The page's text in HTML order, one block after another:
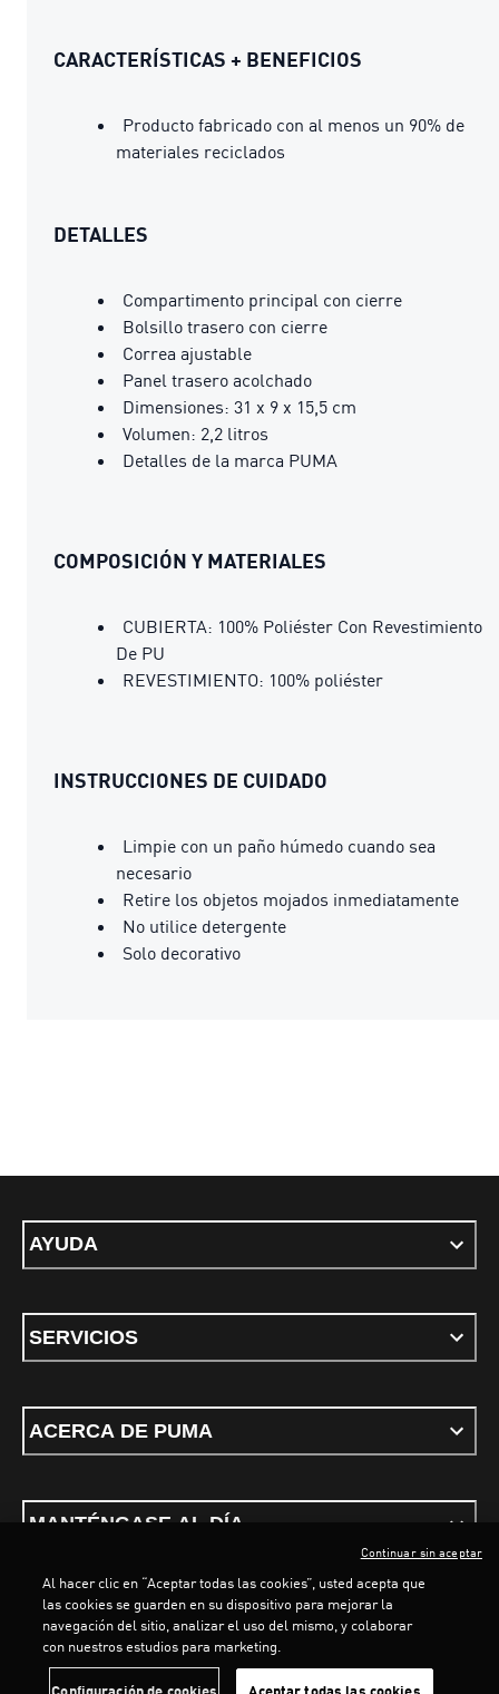
LOADING...
CARACTERÍSTICAS + BENEFICIOS
Producto fabricado con al menos un 90% de
materiales reciclados
DETALLES
Compartimento principal con cierre
Bolsillo trasero con cierre
Correa ajustable
Panel trasero acolchado
Dimensiones: 31 x 9 x 15,5 cm
Volumen: 2,2 litros
Detalles de la marca PUMA
COMPOSICIÓN Y MATERIALES
CUBIERTA: 100% Poliéster Con Revestimiento
De PU
REVESTIMIENTO: 100% poliéster
INSTRUCCIONES DE CUIDADO
Limpie con un paño húmedo cuando sea
necesario
Retire los objetos mojados inmediatamente
No utilice detergente
Solo decorativo
AYUDA
SERVICIOS
ACERCA DE PUMA
MANTÉNGASE AL DÍA
Términos y condicionesPolítica de Privacidad
Al hacer clic en “Aceptar todas las cookies”, usted acepta que
las cookies se guarden en su dispositivo para mejorar la
navegación del sitio, analizar el uso del mismo, y colaborar
con nuestros estudios para marketing.
Continuar sin aceptar